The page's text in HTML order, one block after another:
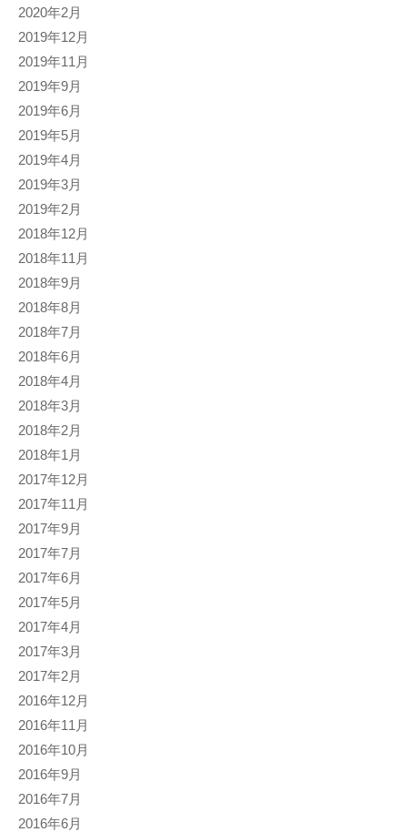
2020年2月
2019年12月
2019年11月
2019年9月
2019年6月
2019年5月
2019年4月
2019年3月
2019年2月
2018年12月
2018年11月
2018年9月
2018年8月
2018年7月
2018年6月
2018年4月
2018年3月
2018年2月
2018年1月
2017年12月
2017年11月
2017年9月
2017年7月
2017年6月
2017年5月
2017年4月
2017年3月
2017年2月
2016年12月
2016年11月
2016年10月
2016年9月
2016年7月
2016年6月